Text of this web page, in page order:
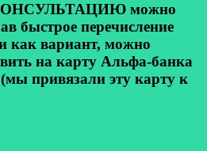
КОНСУЛЬТАЦИЮ можно
быстрое перечисление
вариант, можно
на карту Альфа-банка
привязали эту карту к